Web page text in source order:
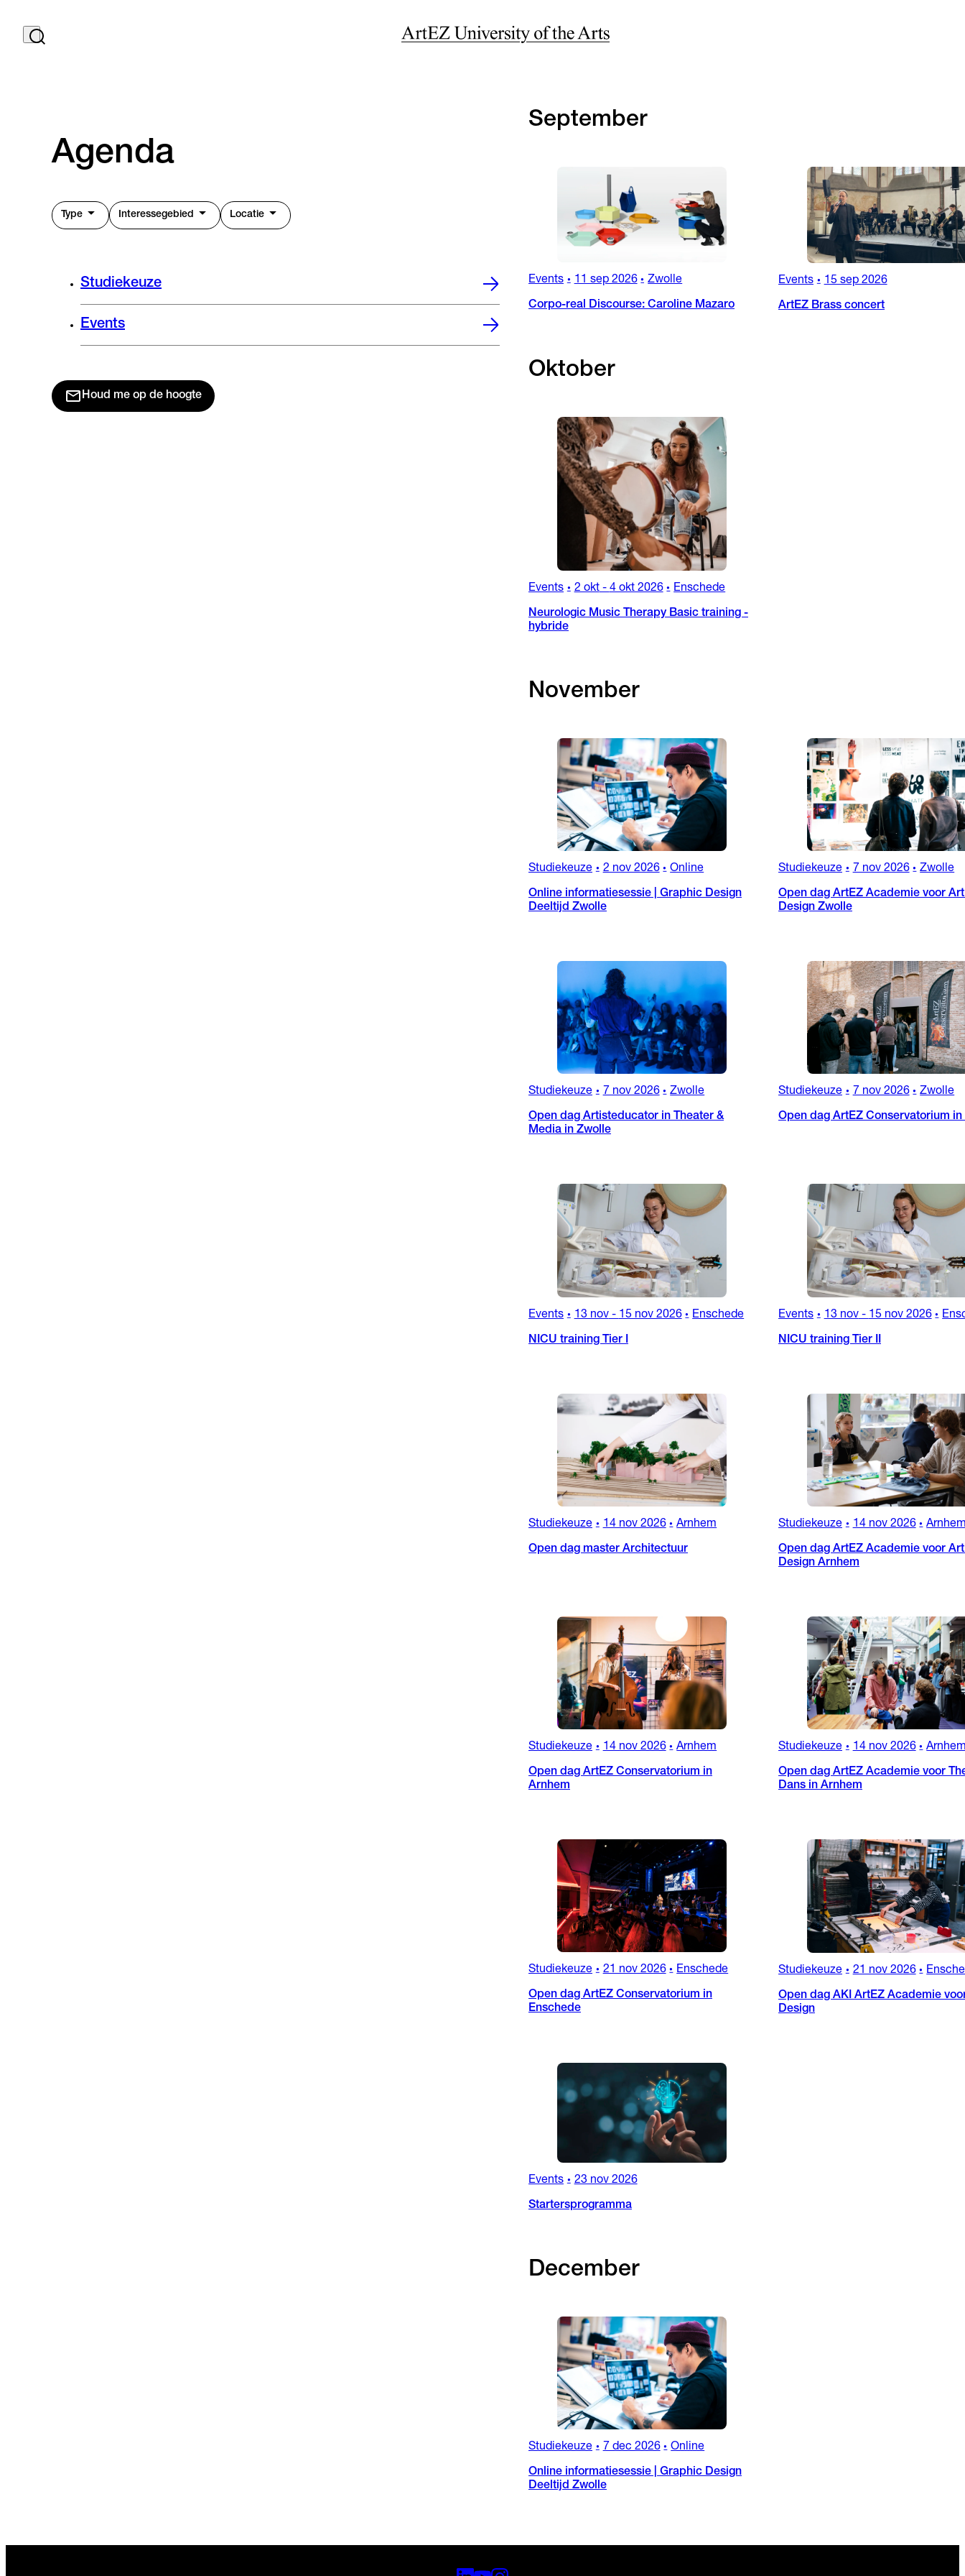
Agenda
Type Interessegebied Locatie
Studiekeuze
Events
Houd me op de hoogte
September
Events • 11 sep 2026 • Zwolle
Corpo-real Discourse: Caroline Mazaro
Events • 15 sep 2026
ArtEZ Brass concert
Oktober
Events • 2 okt- 4 okt 2026 • Enschede
Neurologic Music Therapy Basic training -
hybride
November
Studiekeuze • 2 nov 2026 • Online
Online informatiesessie | Graphic Design
Deeltijd Zwolle
Studiekeuze • 7 nov 2026 • Zwolle
Open dag ArtEZ Academie voor
Design Zwolle
Studiekeuze • 7 nov 2026 • Zwolle
Open dag Artisteducator in Theater &
Media in Zwolle
Studiekeuze • 7 nov 2026 • Zwolle
Open dag ArtEZ Conservatorium in
Events • 13 nov- 15 nov 2026 • Enschede
NICU training Tier I
Events • 13 nov- 15 nov 2026 •
NICU training Tier II
Studiekeuze • 14 nov 2026 • Arnhem
Open dag master Architectuur
Studiekeuze • 14 nov 2026 •
Open dag ArtEZ Academie voor
Design Arnhem
Studiekeuze • 14 nov 2026 • Arnhem
Open dag ArtEZ Conservatorium in
Arnhem
Studiekeuze • 14 nov 2026 •
Open dag ArtEZ Academie voor
Dans in Arnhem
Studiekeuze • 21 nov 2026 • Enschede
Open dag ArtEZ Conservatorium in
Enschede
Studiekeuze • 21 nov 2026 •
Open dag AKI ArtEZ Academie
Design
Events • 23 nov 2026
Startersprogramma
December
Studiekeuze • 7 dec 2026 • Online
Online informatiesessie | Graphic Design
Deeltijd Zwolle